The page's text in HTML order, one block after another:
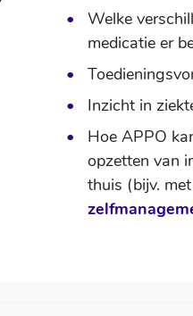
Welke
medicatie er
Inzicht in
Hoe APPO
opzetten van
thuis (bijv.